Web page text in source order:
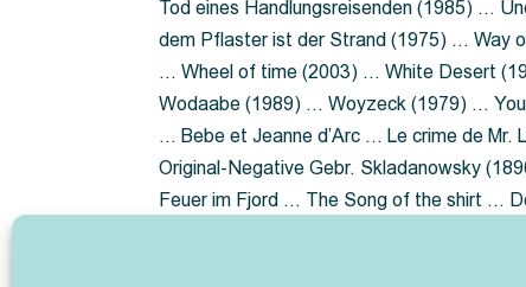
Tod eines Handlungsreisenden (1985) …
dem Pflaster ist der Strand (1975) … Way
… Wheel of time (2003) … White Desert
Wodaabe (1989) … Woyzeck (1979) …
… Bebe et Jeanne d’Arc … Le crime de
Original-Negative Gebr. Skladanowsky
Feuer im Fjord … The Song of the shirt …